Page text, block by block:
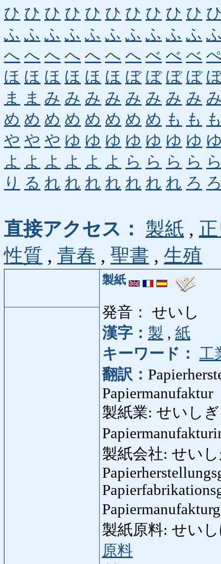
ひ ひ ひ ひ ひ ひ ひ ひ ひ ひ
ふ ふ ふ ふ ふ ふ ふ ふ ふ ふ
へ へ へ へ へ へ へ べ べ べ
ほ ほ ほ ほ ほ ほ ぼ ぼ ぼ ぼ
ま
ま み み み み み み み み
め め め め め め め め も も
や や や ゆ ゆ ゆ ゆ ゆ ゆ ゆ
よ よ よ よ よ よ ら ら ら ら
り る れ れ れ れ れ れ れ ろ
直接アクセス： 製紙 ,
性質 , 青春 , 聖書 , 生殖
製紙
発音： せいし
漢字： 製 , 紙
キーワード： 工
翻訳：
Papiermanufaktur
製紙業: せいしぎ
製紙会社: せい
製紙原料: せい
原料